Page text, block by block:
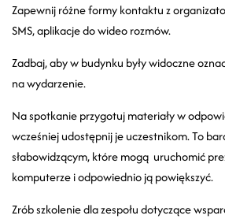
Zapewnij różne formy kontaktu z
SMS, aplikacje do wideo rozmów.
Zadbaj, aby w budynku były widoczne
na wydarzenie.
Na spotkanie przygotuj materiały w
wcześniej udostępnij je uczestnikom. To
słabowidzącym, które mogą uruchomić
komputerze i odpowiednio ją powiększyć.
Zrób szkolenie dla zespołu dotyczące